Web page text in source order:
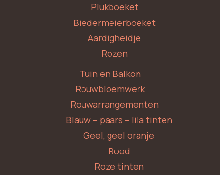
Plukboeket
Biedermeierboeket
Aardigheidje
Rozen
Tuin en Balkon
Rouwbloemwerk
Rouwarrangementen
Blauw – paars – lila tinten
Geel, geel oranje
Rood
Roze tinten